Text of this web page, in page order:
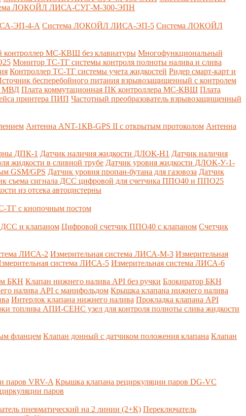
ЛОКОЙЛ ЛИСА-СУГ-М-300-ЭПН
ЭП-4-А Система ЛОКОЙЛ ЛИСА-ЭП-5 Система ЛОКОЙЛ
МС-КВШ без клавиатуры Многофункциональный
Монитор ТС-ТГ системы контроля полноты налива и слива
Контроллер ТС-ТГ системы учета жидкостей Ридер смарт-карт и
бесперебойного питания взрывозащищенный с контролем
МВД Плата коммутационная ПК контроллера МС-КВШ Плата
принтера ПИП Частотный преобразователь взрывозащищенный
Антенна ANT-1КВ-GPS II с открытым протоколом Антенна
ДПК-1 Датчик наличия жидкости ДЛОК-Н1 Датчик наличия
жидкости в сливной трубе Датчик уровня жидкости ДЛОК-У-1-
GSM/GPS Датчик уровня пропан-бутана для газовоза Датчик
съема сигнала ДСС цифровой для счетчика ППО40 и ППО25
из отсека автоцистерны
ТГ с кнопочным постом
и клапаном Цифровой счетчик ППО40 с клапаном Счетчик
ЛИСА-2 Измерительная система ЛИСА-М-3 Измерительная
система ЛИСА-5 Измерительная система ЛИСА-6
БКН Клапан нижнего налива API без ручки Блокиратор БКН
налива API с манифольдом Крышка клапана нижнего налива
Интерлок клапана нижнего налива Прокладка клапана API
топлива АПИ-СЕНС узел для контроля полноты слива жидкости
фланцем Клапан донный с датчиком положения клапана Клапан
паров VRV-A Крышка клапана рециркуляции паров DG-VC
паров
пневматический на 2 линии (2+К) Переключатель